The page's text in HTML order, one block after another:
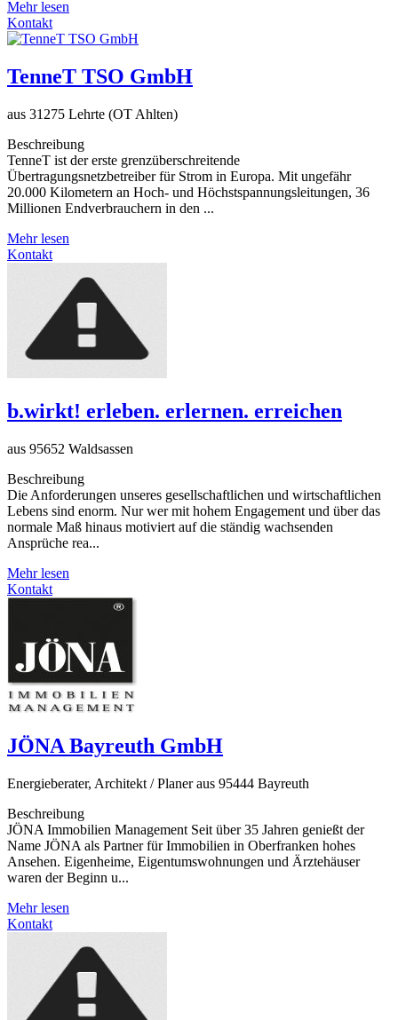
Mehr lesen
Kontakt
TenneT TSO GmbH
aus 31275 Lehrte (OT Ahlten)
Beschreibung
TenneT ist der erste grenzüberschreitende
Übertragungsnetzbetreiber für Strom in Europa. Mit ungefähr
20.000 Kilometern an Hoch- und Höchstspannungsleitungen, 36
Millionen Endverbrauchern in den ...
Mehr lesen
Kontakt
b.wirkt! erleben. erlernen. erreichen
aus 95652 Waldsassen
Beschreibung
Die Anforderungen unseres gesellschaftlichen und wirtschaftlichen
Lebens sind enorm. Nur wer mit hohem Engagement und über das
normale Maß hinaus motiviert auf die ständig wachsenden
Ansprüche rea...
Mehr lesen
Kontakt
JÖNA Bayreuth GmbH
Energieberater, Architekt / Planer aus 95444 Bayreuth
Beschreibung
JÖNA Immobilien Management Seit über 35 Jahren genießt der
Name JÖNA als Partner für Immobilien in Oberfranken hohes
Ansehen. Eigenheime, Eigentumswohnungen und Ärztehäuser
waren der Beginn u...
Mehr lesen
Kontakt